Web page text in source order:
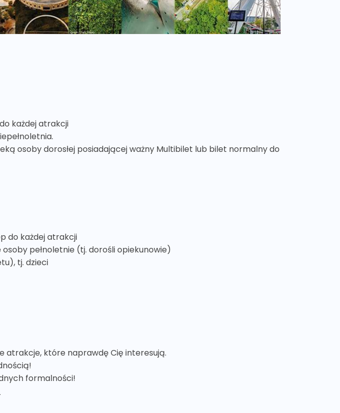
każdej atrakcji
osoby dorosłej posiadającej ważny Multibilet lub bilet normalny do
do każdej atrakcji
pełnoletnie (tj. dorośli opiekunowie)
tj. dzieci
atrakcje, które naprawdę Cię interesują.
formalności!